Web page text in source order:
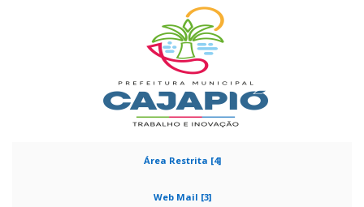
Área Restrita [4]
Web Mail [3]